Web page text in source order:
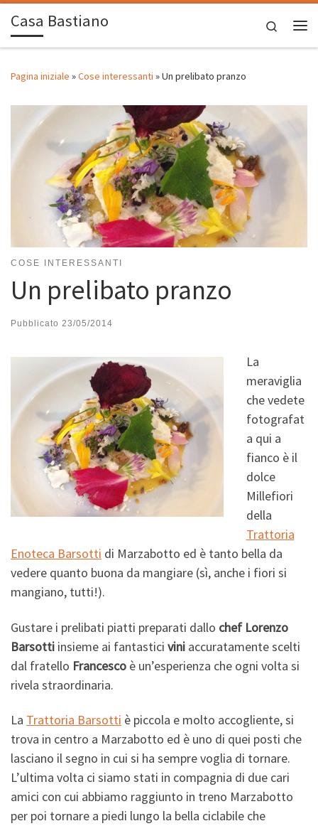
Passa al contenuto
Casa Bastiano
Search
Pagina iniziale »Cose interessanti »Un prelibato pranzo
COSE INTERESSANTI
Un prelibato pranzo
Pubblicato 23/05/2014
La
meraviglia
che vedete
fotografat
a qui a
fianco è il
dolce
Millefiori
della
Trattoria
Enoteca Barsotti di Marzabotto ed è tanto bella da
vedere quanto buona da mangiare (sì, anche i fiori si
mangiano, tutti!).
Gustare i prelibati piatti preparati dallo chef Lorenzo
Barsotti insieme ai fantastici vini accuratamente scelti
dal fratello Francesco è un’esperienza che ogni volta si
rivela straordinaria.
La Trattoria Barsotti è piccola e molto accogliente, si
trova in centro a Marzabotto ed è uno di quei posti che
lasciano il segno in cui si ha sempre voglia di tornare.
L’ultima volta ci siamo stati in compagnia di due cari
amici con cui abbiamo raggiunto in treno Marzabotto
per poi tornare a piedi lungo la bella ciclabile che